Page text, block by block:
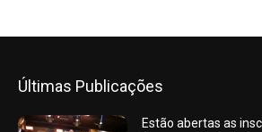
Últimas Publicações
Estão abertas as